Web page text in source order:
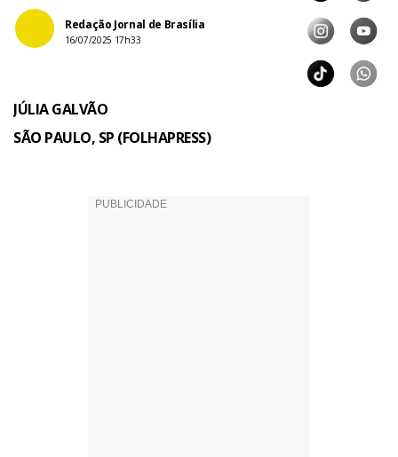
Redação Jornal de Brasília
16/07/2025 17h33
JÚLIA GALVÃO
SÃO PAULO, SP (FOLHAPRESS)